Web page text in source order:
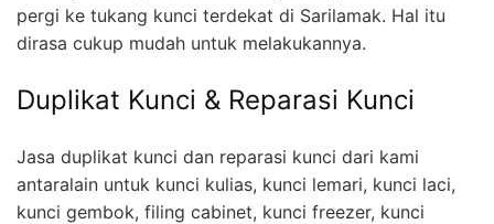
pergi ke tukang kunci terdekat di Sarilamak. Hal itu
dirasa cukup mudah untuk melakukannya.
Duplikat Kunci & Reparasi Kunci
Jasa duplikat kunci dan reparasi kunci dari kami
antaralain untuk kunci kulias, kunci lemari, kunci laci,
kunci gembok, filing cabinet, kunci freezer, kunci